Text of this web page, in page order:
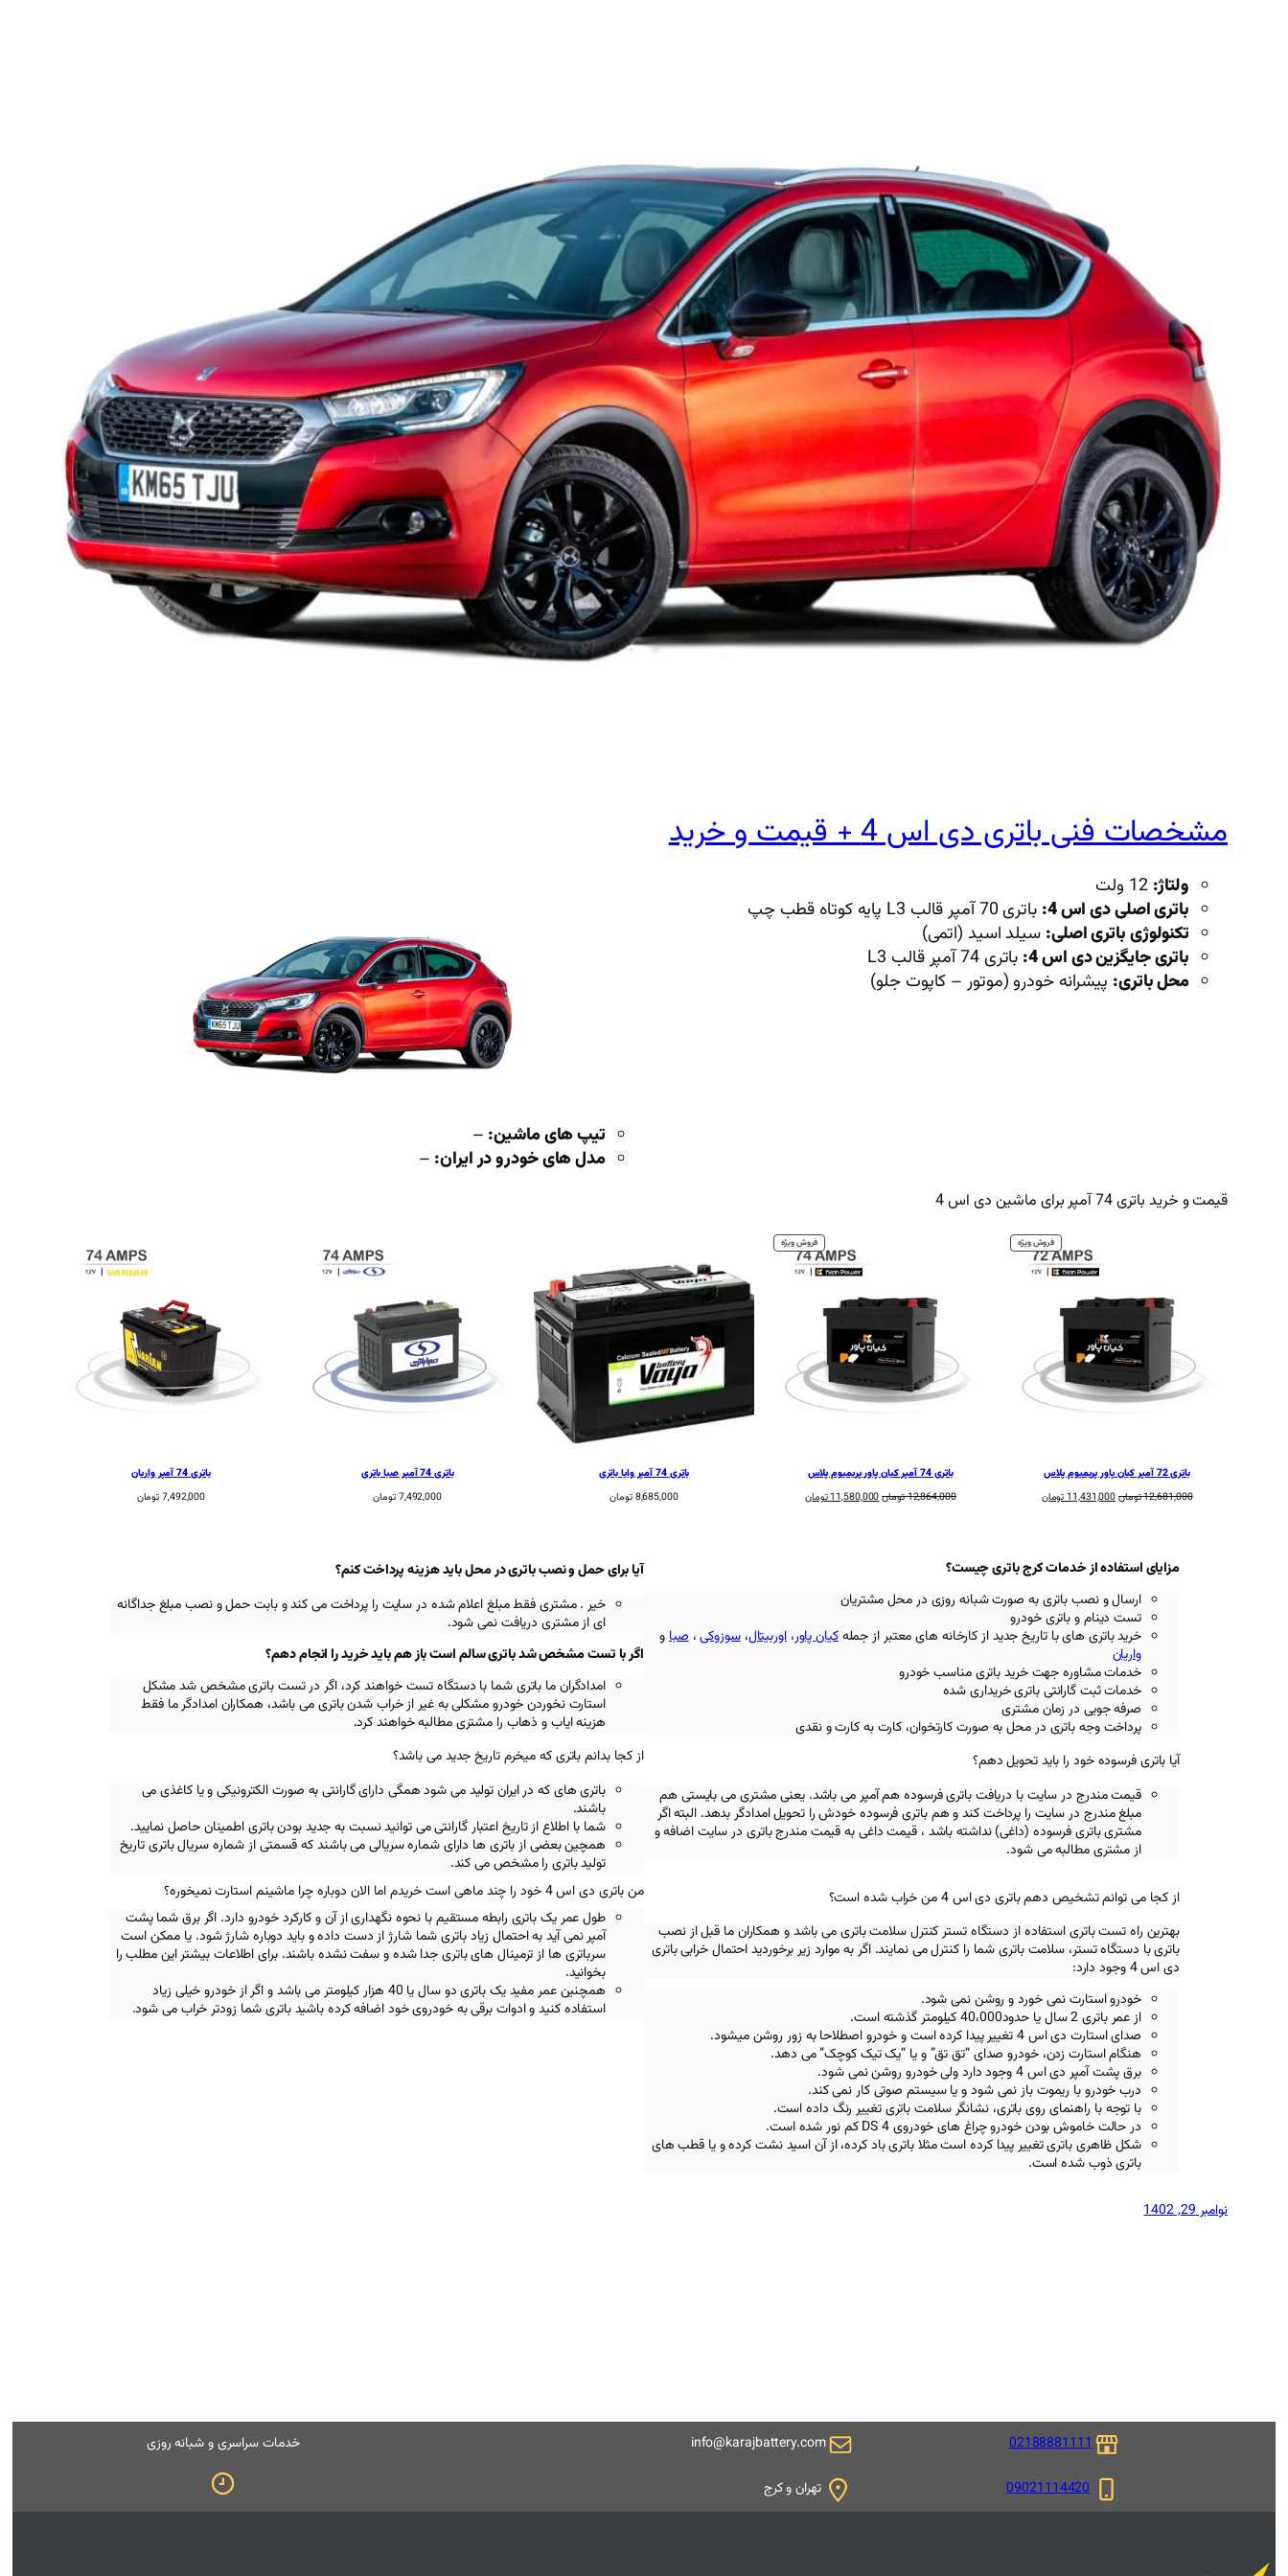
مشخصات فنی باتری دی اس 4 + قیمت و خرید
ولتاژ: 12 ولت
باتری اصلی دی اس 4:
باتری 70 آمپر قالب L3 پایه کوتاه قطب چپ
تکنولوژی باتری اصلی: سیلد اسید (اتمی)
باتری جایگزین دی اس 4:
باتری 74 آمپر قالب L3
محل باتری: پیشرانه خودرو (موتور – کاپوت جلو)
تیپ های ماشین: –
مدل های خودرو در ایران: –
قیمت و خرید باتری 74 آمپر برای ماشین دی اس 4
فروش ویژهمحصول
تخفیف
باتری 72 آمپر کیان پاور پریمیوم پلاس
12,681,000تومانقیمت
11,431,000تومانقیمت
فروش ویژهمحصول
تخفیف
باتری 74 آمپر کیان پاور پریمیوم پلاس
12,864,000تومانقیمت
11,580,000تومانقیمت
باتری 74 آمپر وایا باتری
8,685,000تومان
باتری 74 آمپر صبا باتری
7,492,000تومان
باتری 74 آمپر واریان
7,492,000تومان
مزایای استفاده از خدمات کرج باتری چیست؟
ارسال و نصب باتری به صورت شبانه روزی در محل مشتریان
تست دینام و باتری خودرو
خرید باتری های با تاریخ جدید از کارخانه های معتبراز جملهکیان پاور،اوربیتال،سوزوکی،صباو
واریان
خدمات مشاوره جهت خرید باتری مناسب خودرو
خدمات ثبت گارانتی باتری خریداری شده
صرفه جویی در زمان مشتری
پرداخت وجه باتری در محل به صورت کارتخوان، کارت به کارت و نقدی
آیا باتری فرسوده خود را باید تحویل دهم؟
قیمت مندرج در سایت با دریافت باتری فرسوده هم آمپر می باشد. یعنی مشتری می بایستی هم
مبلغ مندرج در سایت را پرداخت کند و هم باتری فرسوده خودش را تحویل امدادگر بدهد. البته اگر
مشتری باتری فرسوده (داغی) نداشته باشد ، قیمت داغی به قیمت مندرج باتری در سایت اضافه و
از مشتری مطالبه می شود.
آیا برای حمل و نصب باتری در محل باید هزینه پرداخت کنم؟
خیر . مشتری فقط مبلغ اعلام شده در سایت را پرداخت می کند و بابت حمل و نصب مبلغ جداگانه
ای از مشتری دریافت نمی شود.
اگر با تست مشخص شد باتری سالم است باز هم باید خرید را انجام دهم؟
امدادگران ما باتری شما با دستگاه تست خواهند کرد، اگر در تست باتری مشخص شد مشکل
استارت نخوردن خودرو مشکلی به غیر از خراب شدن باتری می باشد، همکاران امدادگر ما فقط
هزینه ایاب و ذهاب را مشتری مطالبه خواهند کرد.
از کجا بدانم باتری که میخرم تاریخ جدید می باشد؟
باتری های که در ایران تولید می شود همگی دارای گارانتی به صورت الکترونیکی و یا کاغذی می
باشند.
شما با اطلاع از تاریخ اعتبار گارانتی می توانید نسبت به جدید بودن باتری اطمینان حاصل نمایید.
همچین بعضی از باتری ها دارای شماره سریالی می باشند که قسمتی از شماره سریال باتری تاریخ
تولید باتری را مشخص می کند.
از کجا می توانم تشخیص دهم باتری دی اس 4 من خراب شده است؟
بهترین راه تست باتری استفاده از دستگاه تستر کنترل سلامت باتری می باشد و همکاران ما قبل از نصب
باتری با دستگاه تستر، سلامت باتری شما را کنترل می نمایند. اگر به موارد زیر برخوردید احتمال خرابی باتری
دی اس 4 وجود دارد:
خودرو استارت نمی خورد و روشن نمی شود.
از عمر باتری 2 سال یا حدود40،000 کیلومتر گذشته است.
صدای استارت دی اس 4 تغییر پیدا کرده است و خودرو اصطلاحا به زور روشن میشود.
هنگام استارت زدن، خودرو صدای “تق تق” و یا “یک تیک کوچک” می دهد.
برق پشت آمپر دی اس 4 وجود دارد ولی خودرو روشن نمی شود.
درب خودرو با ریموت باز نمی شود و یا سیستم صوتی کار نمی کند.
با توجه با راهنمای روی باتری، نشانگر سلامت باتری تغییر رنگ داده است.
در حالت خاموش بودن خودرو چراغ های خودرویDS 4 کم نور شده است.
شکل ظاهری باتری تغییر پیدا کرده است مثلا باتری باد کرده، از آن اسید نشت کرده و یا قطب های
باتری ذوب شده است.
من باتری دی اس 4 خود را چند ماهی است خریدم اما الان دوباره چرا ماشینم استارت نمیخوره؟
طول عمر یک باتری رابطه مستقیم با نحوه نگهداری از آن و کارکرد خودرو دارد. اگر برق شما پشت
آمپر نمی آید به احتمال زیاد باتری شما شارژ از دست داده و باید دوباره شارژ شود. یا ممکن است
سرباتری ها از ترمینال های باتری جدا شده و سفت نشده باشند. برای اطلاعات بیشتر این مطلب را
بخوانید.
همچنین عمر مفید یک باتری دو سال یا 40 هزار کیلومتر می باشد و اگر از خودرو خیلی زیاد
استفاده کنید و ادوات برقی به خودروی خود اضافه کرده باشید باتری شما زودتر خراب می شود.
نوامبر 29, 1402
02188881111
09021114420
info@karajbattery.com
تهران و کرج
خدمات سراسری و شبانه روزی